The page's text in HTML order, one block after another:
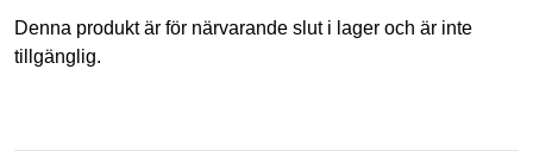
Denna produkt är för närvarande slut i lager och är inte
tillgänglig.